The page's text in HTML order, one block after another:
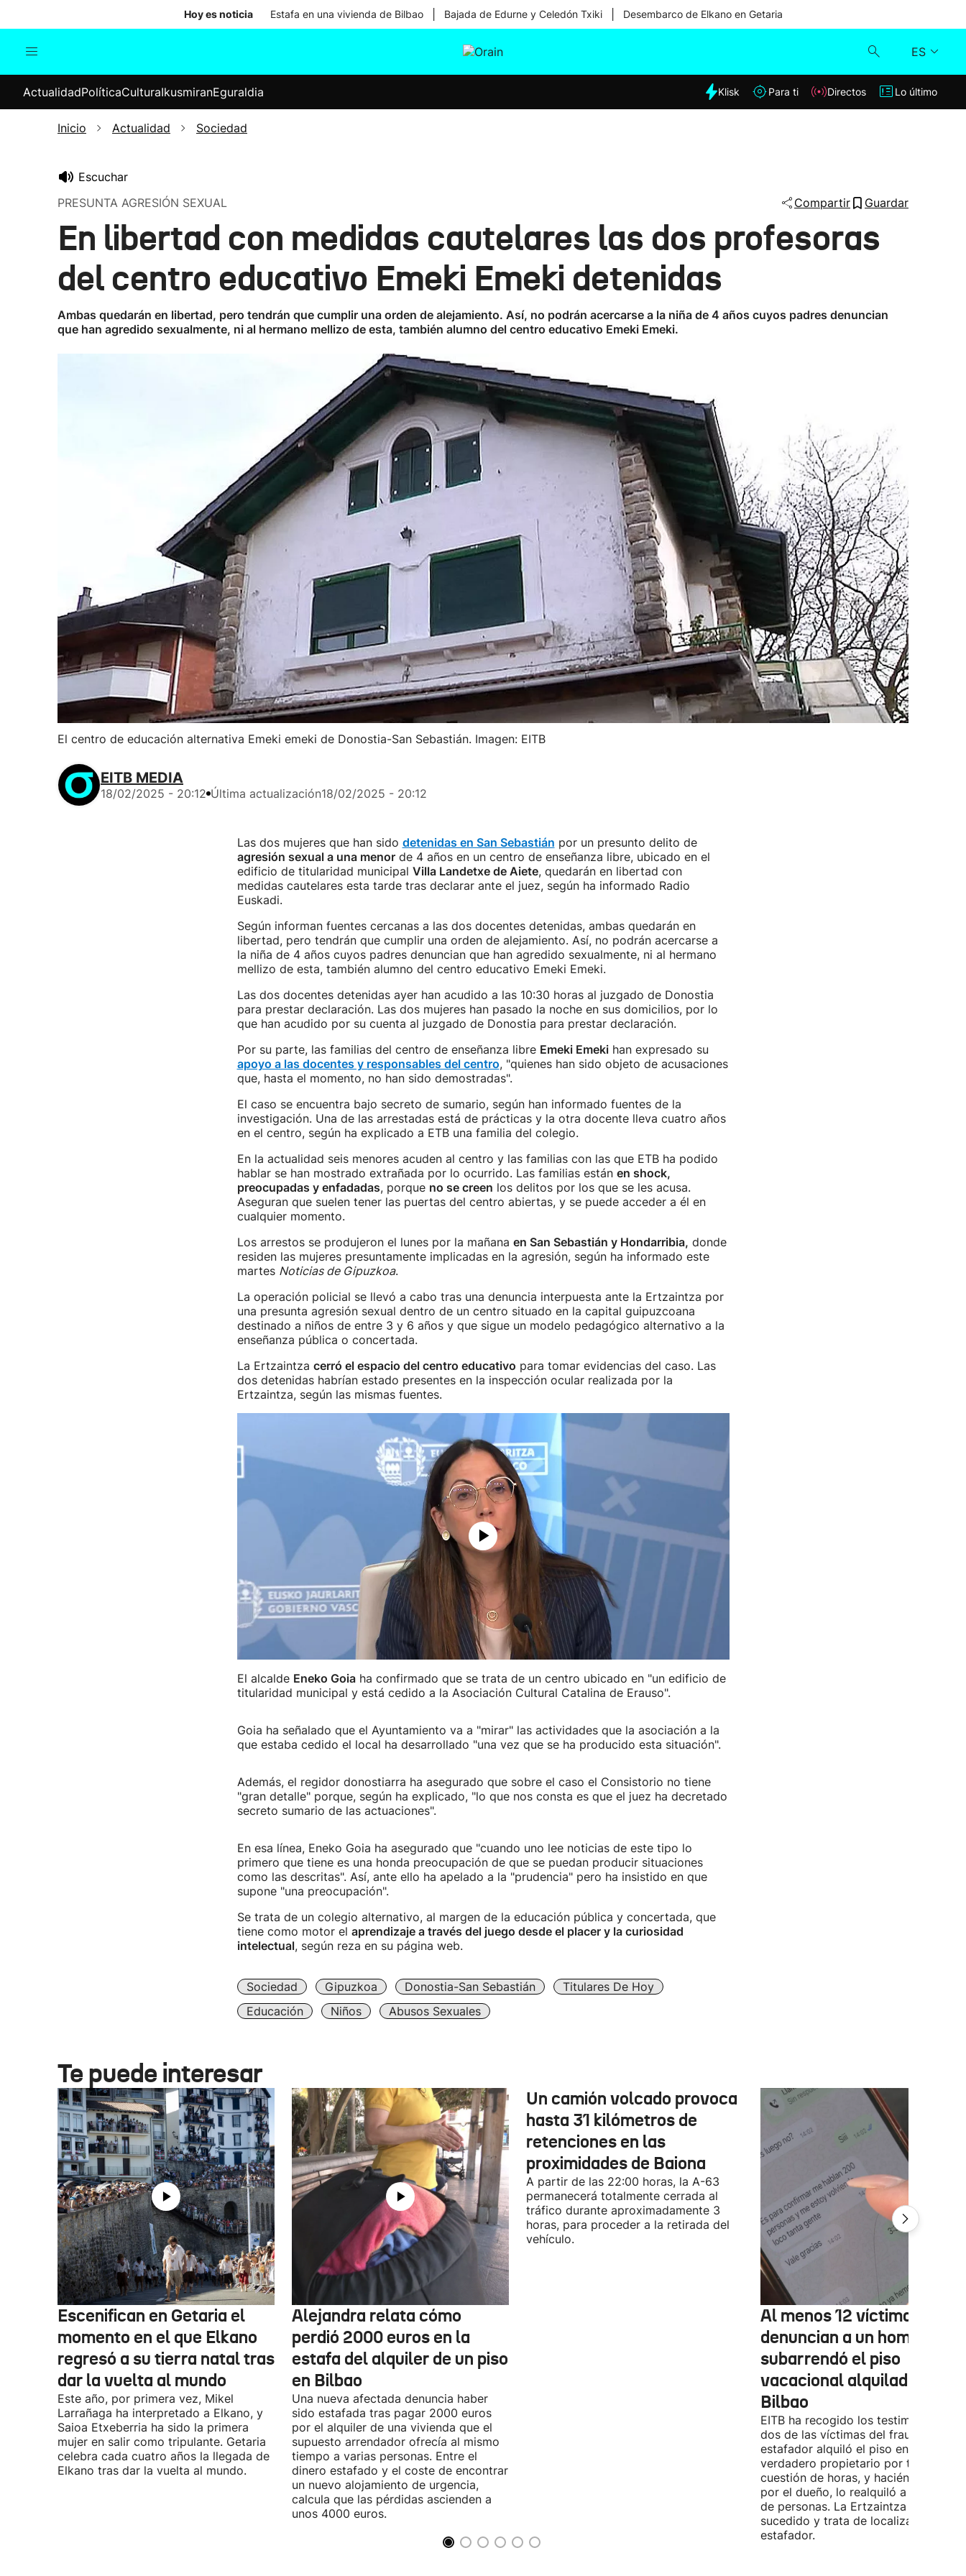
Hoy es noticia Estafa en una vivienda de Bilbao Bajada de Edurne y Celedón Txiki Desembarco de Elkano en Getaria
ES
Internacional
Elecciones
Klisk
Lo último
ActualidadPolíticaCulturaIkusmiranEguraldia Klisk Para ti Directos Lo último
Inicio Actualidad Sociedad
Escuchar
PRESUNTA AGRESIÓN SEXUAL
Compartir Guardar
En libertad con medidas cautelares las dos profesoras
del centro educativo Emeki Emeki detenidas
Ambas quedarán en libertad, pero tendrán que cumplir una orden de alejamiento. Así, no podrán acercarse a la niña de 4 años cuyos padres denuncian
que han agredido sexualmente, ni al hermano mellizo de esta, también alumno del centro educativo Emeki Emeki.
El centro de educación alternativa Emeki emeki de Donostia-San Sebastián. Imagen: EITB
EITB MEDIA
18/02/2025 - 20:12 Última actualización18/02/2025 - 20:12
Las dos mujeres que han sido detenidas en San Sebastián por un presunto delito de
agresión sexual a una menorde 4 años en un centro de enseñanza libre, ubicado en el
edificio de titularidad municipal Villa Landetxe de Aiete, quedarán en libertad con
medidas cautelares esta tarde tras declarar ante el juez, según ha informado Radio
Euskadi.
Según informan fuentes cercanas a las dos docentes detenidas, ambas quedarán en
libertad, pero tendrán que cumplir una orden de alejamiento. Así, no podrán acercarse a
la niña de 4 años cuyos padres denuncian que han agredido sexualmente, ni al hermano
mellizo de esta, también alumno del centro educativo Emeki Emeki.
Las dos docentes detenidas ayer han acudido a las 10:30 horas al juzgado de Donostia
para prestar declaración. Las dos mujeres han pasado la noche en sus domicilios, por lo
que han acudido por su cuenta al juzgado de Donostia para prestar declaración.
Por su parte, las familias del centro de enseñanza libre Emeki Emekihan expresado su
apoyo a las docentes y responsables del centro, "quienes han sido objeto de acusaciones
que, hasta el momento, no han sido demostradas".
El caso se encuentra bajo secreto de sumario, según han informado fuentes de la
investigación. Una de las arrestadas está de prácticas y la otra docente lleva cuatro años
en el centro, según ha explicado a ETB una familia del colegio.
En la actualidad seis menores acuden al centro y las familias con las que ETB ha podido
hablar se han mostrado extrañada por lo ocurrido. Las familias están en shock,
preocupadas y enfadadas, porque no se creen los delitos por los que se les acusa.
Aseguran que suelen tener las puertas del centro abiertas, y se puede acceder a él en
cualquier momento.
Los arrestos se produjeron el lunes por la mañana en San Sebastián y Hondarribia, donde
residen las mujeres presuntamente implicadas en la agresión, según ha informado este
martes Noticias de Gipuzkoa.
La operación policial se llevó a cabo tras una denuncia interpuesta ante la Ertzaintza por
una presunta agresión sexual dentro de un centro situado en la capital guipuzcoana
destinado a niños de entre 3 y 6 años y que sigue un modelo pedagógico alternativo a la
enseñanza pública o concertada.
La Ertzaintza cerró el espacio del centro educativo para tomar evidencias del caso. Las
dos detenidas habrían estado presentes en la inspección ocular realizada por la
Ertzaintza, según las mismas fuentes.
El alcalde Eneko Goiaha confirmado que se trata de un centro ubicado en "un edificio de
titularidad municipal y está cedido a la Asociación Cultural Catalina de Erauso".
Goia ha señalado que el Ayuntamiento va a "mirar" las actividades que la asociación a la
que estaba cedido el local ha desarrollado "una vez que se ha producido esta situación".
Además, el regidor donostiarra ha asegurado que sobre el caso el Consistorio no tiene
"gran detalle" porque, según ha explicado, "lo que nos consta es que el juez ha decretado
secreto sumario de las actuaciones".
En esa línea, Eneko Goia ha asegurado que "cuando uno lee noticias de este tipo lo
primero que tiene es una honda preocupación de que se puedan producir situaciones
como las descritas". Así, ante ello ha apelado a la "prudencia" pero ha insistido en que
supone "una preocupación".
Se trata de un colegio alternativo, al margen de la educación pública y concertada, que
tiene como motor el aprendizaje a través del juego desde el placer y la curiosidad
intelectual, según reza en su página web.
Sociedad Gipuzkoa Donostia-San Sebastián
Titulares De Hoy
Educación
Niños Abusos Sexuales
Te puede interesar
Escenifican en Getaria el
momento en el que Elkano
regresó a su tierra natal tras
dar la vuelta al mundo
Este año, por primera vez, Mikel
Larrañaga ha interpretado a Elkano, y
Saioa Etxeberria ha sido la primera
mujer en salir como tripulante. Getaria
celebra cada cuatro años la llegada de
Elkano tras dar la vuelta al mundo.
Alejandra relata cómo
perdió 2000 euros en la
estafa del alquiler de un piso
en Bilbao
Una nueva afectada denuncia haber
sido estafada tras pagar 2000 euros
por el alquiler de una vivienda que el
supuesto arrendador ofrecía al mismo
tiempo a varias personas. Entre el
dinero estafado y el coste de encontrar
un nuevo alojamiento de urgencia,
calcula que las pérdidas ascienden a
unos 4000 euros.
Un camión volcado provoca
hasta 31 kilómetros de
retenciones en las
proximidades de Baiona
A partir de las 22:00 horas, la A-63
permanecerá totalmente cerrada al
tráfico durante aproximadamente 3
horas, para proceder a la retirada del
vehículo.
Al menos 12 víctimas
denuncian a un hombre
subarrendó el piso
vacacional alquilado en
Bilbao
EITB ha recogido los testimonios de
dos de las víctimas del fraude. El
estafador alquiló el piso en Airbnb a
verdadero propietario por tres días.
cuestión de horas, y haciéndose
por el dueño, lo realquiló a una
de personas. La Ertzaintza investiga
sucedido y trata de localizar al
estafador.